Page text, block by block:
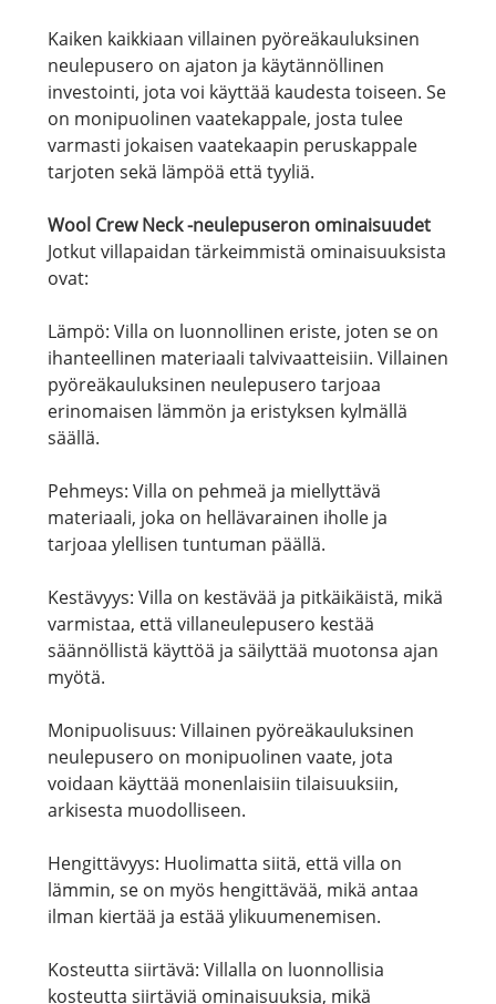
Kaiken kaikkiaan villainen pyöreäkauluksinen
neulepusero on ajaton ja käytännöllinen
investointi, jota voi käyttää kaudesta toiseen. Se
on monipuolinen vaatekappale, josta tulee
varmasti jokaisen vaatekaapin peruskappale
tarjoten sekä lämpöä että tyyliä.
Wool Crew Neck -neulepuseron ominaisuudet
Jotkut villapaidan tärkeimmistä ominaisuuksista
ovat:
Lämpö: Villa on luonnollinen eriste, joten se on
ihanteellinen materiaali talvivaatteisiin. Villainen
pyöreäkauluksinen neulepusero tarjoaa
erinomaisen lämmön ja eristyksen kylmällä
säällä.
Pehmeys: Villa on pehmeä ja miellyttävä
materiaali, joka on hellävarainen iholle ja
tarjoaa ylellisen tuntuman päällä.
Kestävyys: Villa on kestävää ja pitkäikäistä, mikä
varmistaa, että villaneulepusero kestää
säännöllistä käyttöä ja säilyttää muotonsa ajan
myötä.
Monipuolisuus: Villainen pyöreäkauluksinen
neulepusero on monipuolinen vaate, jota
voidaan käyttää monenlaisiin tilaisuuksiin,
arkisesta muodolliseen.
Hengittävyys: Huolimatta siitä, että villa on
lämmin, se on myös hengittävää, mikä antaa
ilman kiertää ja estää ylikuumenemisen.
Kosteutta siirtävä: Villalla on luonnollisia
kosteutta siirtäviä ominaisuuksia, mikä